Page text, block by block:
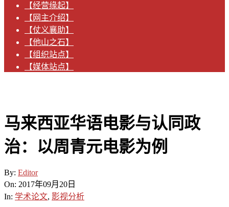
【经营缘起】
【网主介绍】
【仗义襄助】
【他山之石】
【组织站点】
【媒体站点】
马来西亚华语电影与认同政
治：以周青元电影为例
By: Editor
On: 2017年09月20日
In: 学术论文, 影视分析